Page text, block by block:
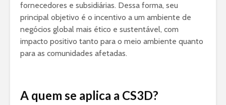
fornecedores e subsidiárias. Dessa forma, seu
principal objetivo é o incentivo a um ambiente de
negócios global mais ético e sustentável, com
impacto positivo tanto para o meio ambiente quanto
para as comunidades afetadas.
A quem se aplica a CS3D?